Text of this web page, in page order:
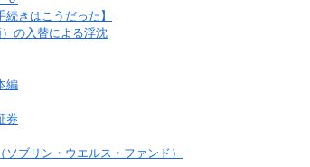
きはこうだった】
の入替による浮沈
編
券
ブリン・ウエルス・ファンド）